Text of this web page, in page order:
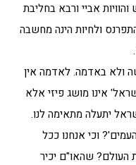
אביי ורבא בחליבת
ולחיות הינה מחשבה
ולא באדמה. לאדמה אין
אינו מושג פיזי אלא
יתעלה מתאימה לנו.
וכי אנחנו ככל
העולם? שהאו"ם יכיר